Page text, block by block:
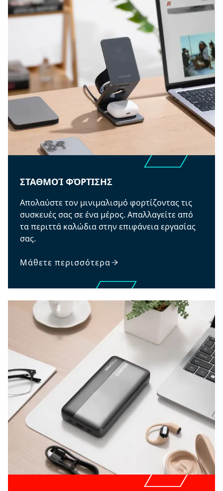
ΣΤΑΘΜΟΊ ΦΌΡΤΙΣΗΣ
Απολαύστε τον μινιμαλισμό φορτίζοντας τις
συσκευές σας σε ένα μέρος. Απαλλαγείτε από
τα περιττά καλώδια στην επιφάνεια εργασίας
σας.
Μάθετε περισσότερα